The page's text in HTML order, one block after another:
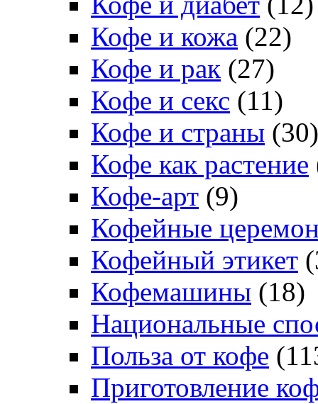
Кофе и кожа (22)
Кофе и рак (27)
Кофе и секс (11)
Кофе и страны (30)
Кофе как растение
Кофе-арт (9)
Кофейные
Кофейный этикет
Кофемашины (18)
Национальные
Польза от кофе
Приготовление